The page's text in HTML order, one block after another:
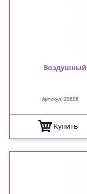
Артикул: 29808
Купить